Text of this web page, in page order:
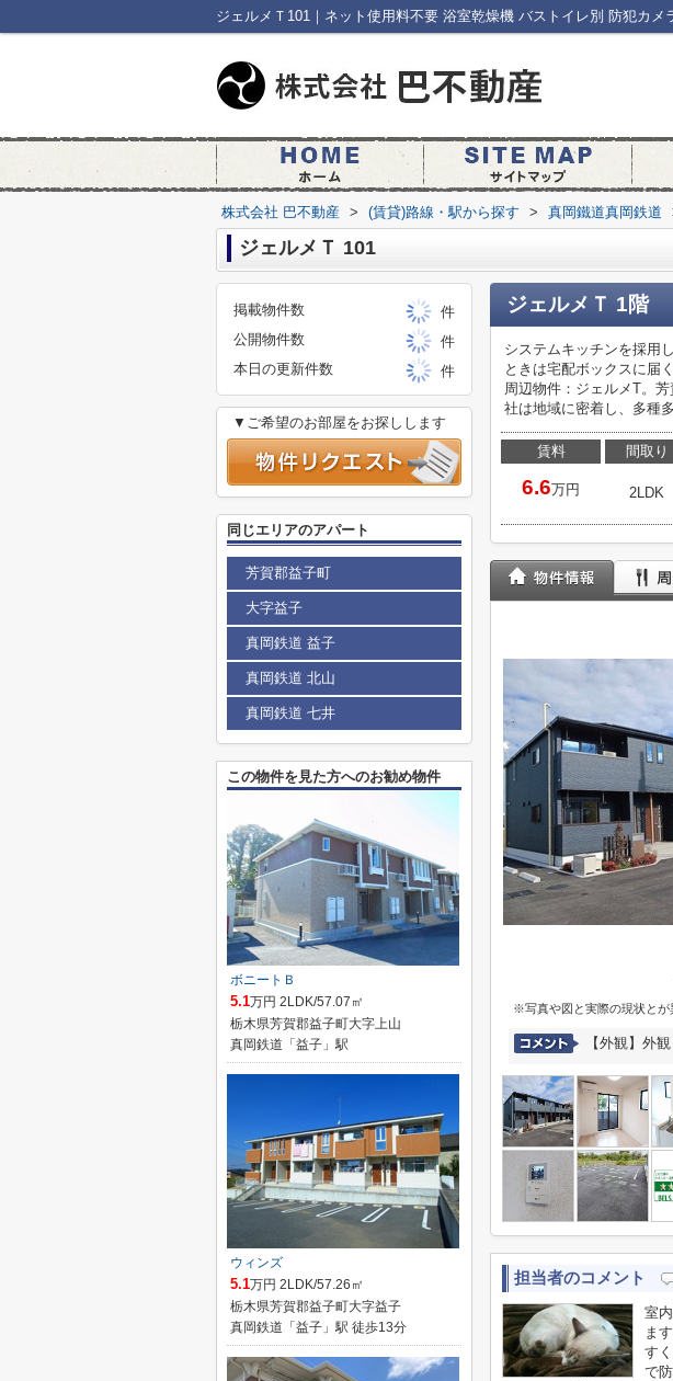
株式会社 巴不動産 > (賃貸)路線・駅から探す > 真岡鐵道真岡鉄道
ジェルメＴ 101
ジェルメＴ 1階
システムキッチンを採用
ときは宅配ボックスに届
周辺物件：ジェルメT。
社は地域に密着し、多種
賃料
6.6万円
間取り
2LDK
※写真や図と実際の現状とが
【外観】外
担当者のコメント
室
ま
す
で
掲載物件数
件
公開物件数
件
本日の更新件数
件
▼ご希望のお部屋をお探しします
同じエリアのアパート
芳賀郡益子町
大字益子
真岡鉄道 益子
真岡鉄道 北山
真岡鉄道 七井
この物件を見た方へのお勧め物件
ボニートＢ
5.1万円 2LDK/57.07㎡
栃木県芳賀郡益子町大字上山
真岡鉄道「益子」駅
ウィンズ
5.1万円 2LDK/57.26㎡
栃木県芳賀郡益子町大字益子
真岡鉄道「益子」駅 徒歩13分